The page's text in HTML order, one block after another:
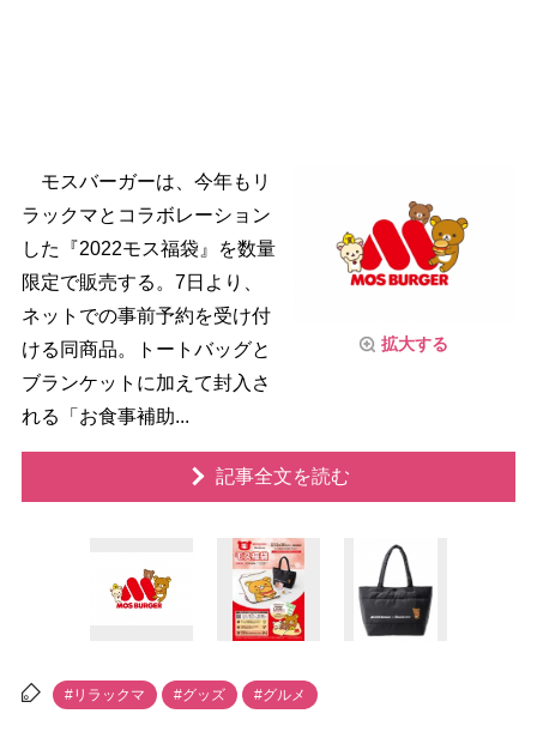
拡大する
モスバーガーは、今年もリ
ラックマとコラボレーション
した『2022モス福袋』を数量
限定で販売する。7日より、
ネットでの事前予約を受け付
ける同商品。トートバッグと
ブランケットに加えて封入さ
れる「お食事補助...
記事全文を読む
#リラックマ #グッズ #グルメ